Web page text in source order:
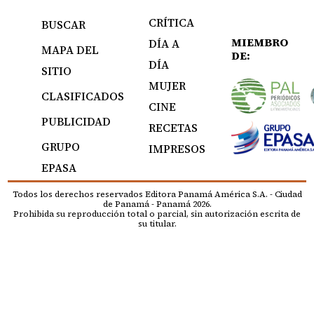
BUSCAR
MAPA DEL
SITIO
CLASIFICADOS
PUBLICIDAD
GRUPO
EPASA
CRÍTICA
DÍA A
DÍA
MUJER
CINE
RECETAS
IMPRESOS
MIEMBRO
DE:
Todos los derechos reservados Editora Panamá América S.A. - Ciudad
de Panamá - Panamá 2026.
Prohibida su reproducción total o parcial, sin autorización escrita de
su titular.